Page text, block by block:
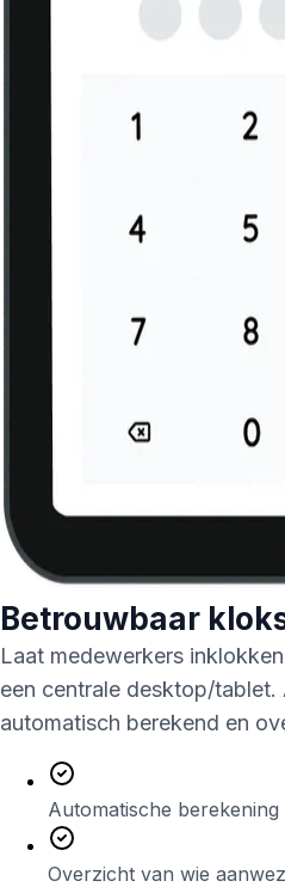
Betrouwbaar
Laat medewerkers
een centrale desktop/tablet.
automatisch berekend en
Automatische
Overzicht van wie